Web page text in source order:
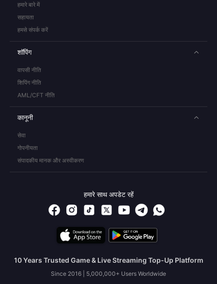
हमारे बारे में
सहायता
हमसे संपर्क करें
शॉपिंग
वापसी नीति
शिपिंग नीति
AML/CFT नीति
कानूनी
सेवा
गोपनीयता
संपादकीय मानक और अस्वीकरण
हमारे साथ अपडेट रहें
10 Years Trusted Game & Live Streaming Top-Up Platform
Since 2016 | 5,000,000+ Users Worldwide